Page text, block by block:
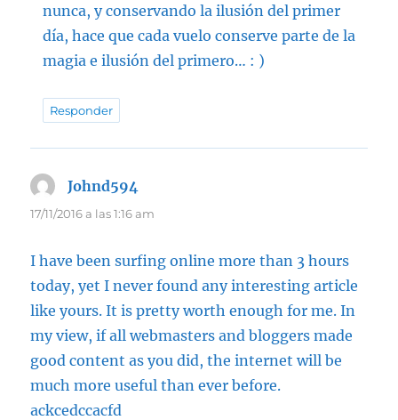
nunca, y conservando la ilusión del primer
día, hace que cada vuelo conserve parte de la
magia e ilusión del primero… : )
Responder
Johnd594
17/11/2016 a las 1:16 am
I have been surfing online more than 3 hours
today, yet I never found any interesting article
like yours. It is pretty worth enough for me. In
my view, if all webmasters and bloggers made
good content as you did, the internet will be
much more useful than ever before.
ackcedccacfd